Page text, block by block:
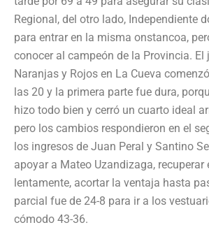
Regional, del otro lado, Independiente
para entrar en la misma onstancoa,
conocer al campeón de la Provincia. El
Naranjas y Rojos en La Cueva
las 20 y la primera parte fue dura,
hizo todo bien y cerró un cuarto ideal
pero los cambios respondieron en el
los ingresos de Juan Peral y Santino
apoyar a Mateo Uzandizaga, recuperar
lentamente, acortar la ventaja hasta
parcial fue de 24-8 para ir a los
cómodo 43-36.